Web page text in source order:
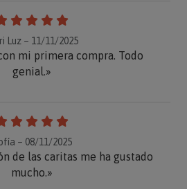
Luz – 11/11/2025
mi primera compra. Todo
genial.»
– 08/11/2025
de las caritas me ha gustado
mucho.»